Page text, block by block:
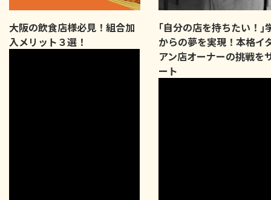
大阪の飲食店様必見！組合加
入メリット３選！
｢自分の店を持ちたい！｣
からの夢を実現！本格イ
アン店オーナーの挑戦を
ート